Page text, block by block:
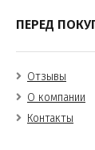
ПЕРЕД
Отзывы
О компании
Контакты